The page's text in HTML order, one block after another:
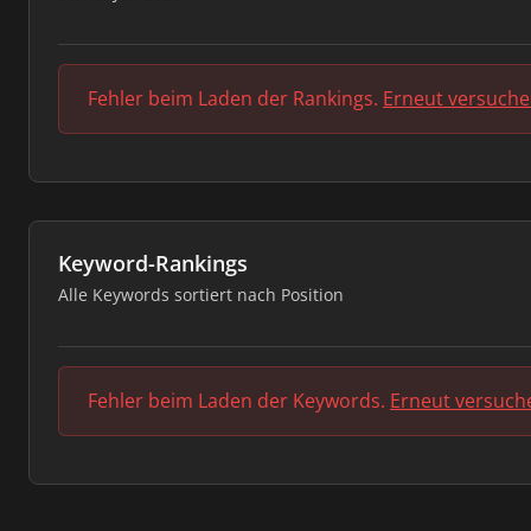
Fehler beim Laden der Rankings. Erneut
Keyword-Rankings
Alle Keywords sortiert nach Position
Fehler beim Laden der Keywords. Erneut